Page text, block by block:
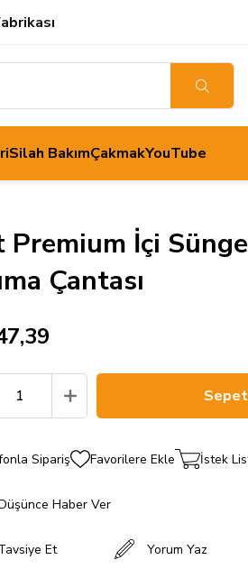
Silah BakımÇakmakYouTube
Premium İçi
Çantası
Sipariş Favorilere Ekle İstek
Haber Ver
Et Yorum Yaz